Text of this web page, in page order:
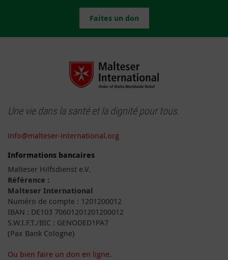
Faites un don
Une vie dans la santé et la dignité pour tous.
info@malteser-international.org
Informations bancaires
Malteser Hilfsdienst e.V.
Référence :
Malteser International
Numéro de compte : 1201200012
IBAN : DE103 70601201201200012
S.W.I.F.T./BIC : GENODED1PA7
(Pax Bank Cologne)
Ou bien faire un don en ligne.